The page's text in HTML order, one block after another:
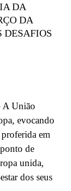
DA
DA
DESAFIOS
A União
evocando
em
de
unida,
dos seus